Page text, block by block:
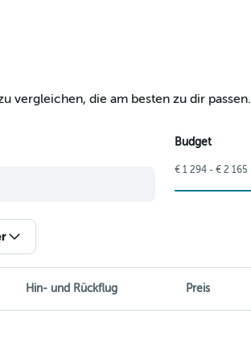
vergleichen, die am besten zu dir passen.
Budget
€ 1 294 - € 2 165
Hin- und Rückflug Preis